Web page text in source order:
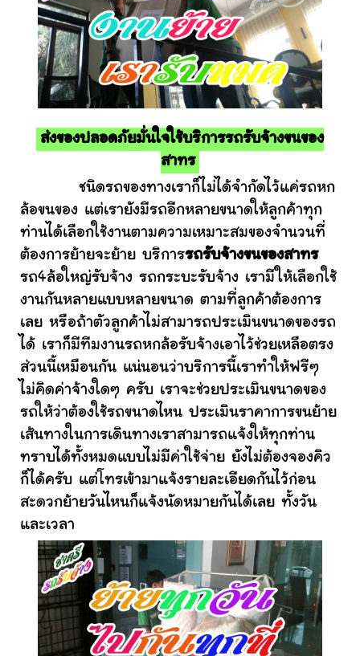
ส่งของปลอดภัยมั่นใจใช้บริการรถรับจ้างขนของ
สาทร
ชนิดรถของทางเราก็ไม่ได้จำกัดไว้แค่รถหก
ล้อขนของ แต่เรายังมีรถอีกหลายขนาดให้ลูกค้าทุก
ท่านได้เลือกใช้งานตามความเหมาะสมของจำนวนที่
ต้องการย้ายจะย้าย บริการรถรับจ้างขนของสาทร
รถ4ล้อใหญ่รับจ้าง รถกระบะรับจ้าง เรามีให้เลือกใช้
งานกันหลายแบบหลายขนาด ตามที่ลูกค้าต้องการ
เลย หรือถ้าตัวลูกค้าไม่สามารถประเมินขนาดของรถ
ได้ เราก็มีทีมงานรถหกล้อรับจ้างเอาไว้ช่วยเหลือตรง
ส่วนนี้เหมือนกัน แน่นอนว่าบริการนี้เราทำให้ฟรีๆ
ไม่คิดค่าจ้างใดๆ ครับ เราจะช่วยประเมินขนาดของ
รถให้ว่าต้องใช้รถขนาดไหน ประเมินราคาการขนย้าย
เส้นทางในการเดินทางเราสามารถแจ้งให้ทุกท่าน
ทราบได้ทั้งหมดแบบไม่มีค่าใช้จ่าย ยังไม่ต้องจองคิว
ก็ได้ครับ แต่โทรเข้ามาแจ้งรายละเอียดกันไว้ก่อน
สะดวกย้ายวันไหนก็แจ้งนัดหมายกันได้เลย ทั้งวัน
และเวลา